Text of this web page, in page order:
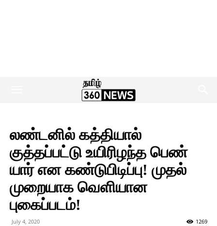
லண்டனில் கத்தியால்
குத்தப்பட்டு உயிரிழந்த பெண்
யார் என கண்டுபிடிப்பு! முதல்
முறையாக வெளியான
புகைப்படம்!
July 4, 2020 1269